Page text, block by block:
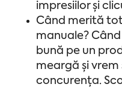
impresiilor și
Când merită
manuale?
bună pe un
meargă și
concurența.